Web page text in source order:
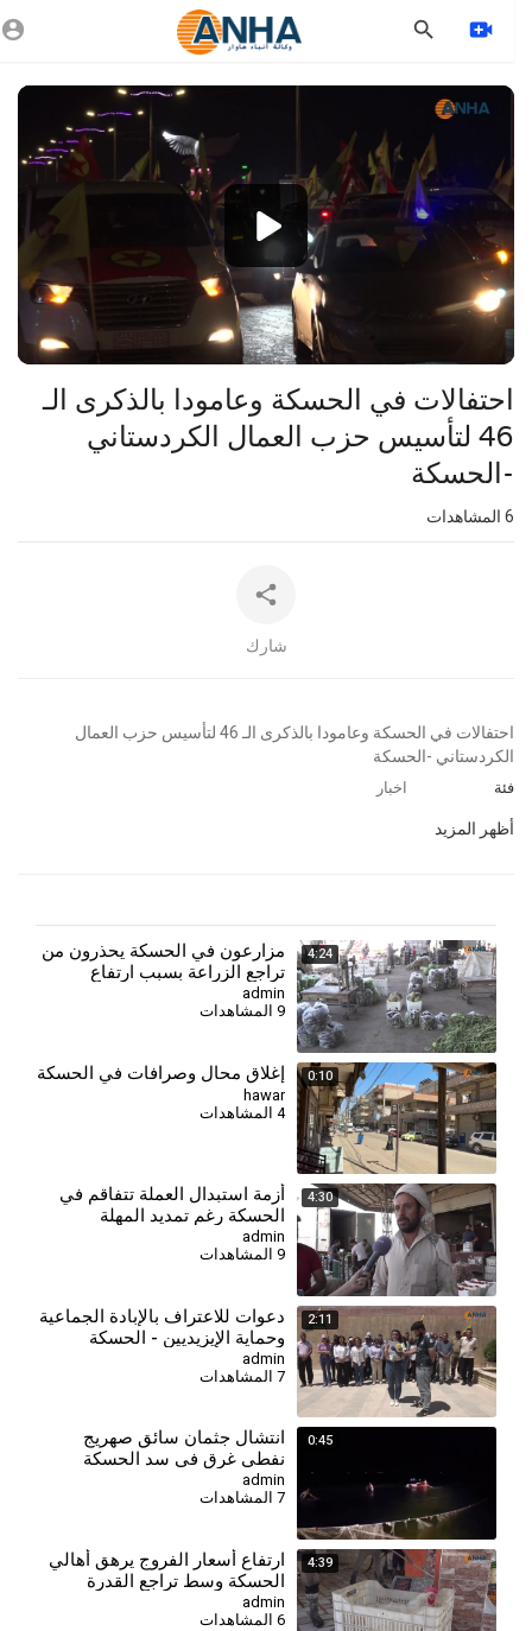
Video
Player
480p
360p
240p
احتفالات في الحسكة وعامودا بالذكرى الـ
46 لتأسيس حزب العمال الكردستاني
-الحسكة
المشاهدات
شارك
⁣احتفالات في الحسكة وعامودا بالذكرى الـ 46 لتأسيس حزب العمال
الكردستاني -الحسكة
فئة اخبار
أظهر المزيد
4:24
⁣مزارعون في الحسكة يحذرون من
تراجع الزراعة بسبب ارتفاع
التكاليف وأزمة العملة
admin
9 المشاهدات
0:10 إغلاق محال وصرافات في الحسكة
hawar
4 المشاهدات
4:30
⁣أزمة استبدال العملة تتفاقم في
الحسكة رغم تمديد المهلة
admin
9 المشاهدات
2:11
دعوات للاعتراف بالإبادة الجماعية
وحماية الإيزيديين - الحسكة
admin
7 المشاهدات
0:45
انتشال جثمان سائق صهريج
نفطي غرق في سد الحسكة
الجنوبي
admin
7 المشاهدات
4:39
⁣ارتفاع أسعار الفروج يرهق أهالي
الحسكة وسط تراجع القدرة
الشرائية
admin
6 المشاهدات